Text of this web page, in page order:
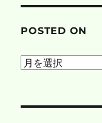
POSTED ON
posted